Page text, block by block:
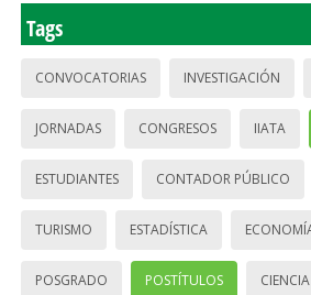
Tags
CONVOCATORIAS INVESTIGACIÓN
JORNADAS CONGRESOS IIATA
ESTUDIANTES CONTADOR PÚBLICO
TURISMO ESTADÍSTICA
POSGRADO POSTÍTULOS